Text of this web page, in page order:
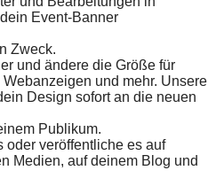
Event-Banner
Zweck.
und ändere die Größe für
und mehr. Unsere
Design sofort an die neuen
Publikum.
oder veröffentliche es auf
Medien, auf deinem Blog und